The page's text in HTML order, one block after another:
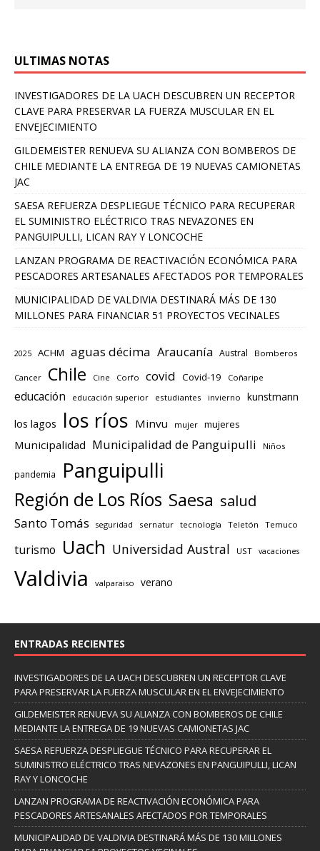
ULTIMAS NOTAS
INVESTIGADORES DE LA UACH DESCUBREN UN RECEPTOR
CLAVE PARA PRESERVAR LA FUERZA MUSCULAR EN EL
ENVEJECIMIENTO
GILDEMEISTER RENUEVA SU ALIANZA CON BOMBEROS DE
CHILE MEDIANTE LA ENTREGA DE 19 NUEVAS CAMIONETAS
JAC
SAESA REFUERZA DESPLIEGUE TÉCNICO PARA RECUPERAR
EL SUMINISTRO ELÉCTRICO TRAS NEVAZONES EN
PANGUIPULLI, LICAN RAY Y LONCOCHE
LANZAN PROGRAMA DE REACTIVACIÓN ECONÓMICA PARA
PESCADORES ARTESANALES AFECTADOS POR TEMPORALES
MUNICIPALIDAD DE VALDIVIA DESTINARÁ MÁS DE 130
MILLONES PARA FINANCIAR 51 PROYECTOS VECINALES
2025 ACHM aguas décima Araucanía Austral Bomberos
Cancer Chile Cine Corfo covid Covid-19 Coñaripe
educación educación superior estudiantes invierno kunstmann
los lagos los ríos Minvu mujer mujeres
Municipalidad Municipalidad de Panguipulli Niños
pandemia Panguipulli
Región de Los Ríos Saesa salud
Santo Tomás seguridad sernatur tecnología Teletón Temuco
turismo Uach Universidad Austral UST vacaciones
Valdivia valparaiso verano
ENTRADAS RECIENTES
INVESTIGADORES DE LA UACH DESCUBREN UN RECEPTOR CLAVE
PARA PRESERVAR LA FUERZA MUSCULAR EN EL ENVEJECIMIENTO
GILDEMEISTER RENUEVA SU ALIANZA CON BOMBEROS DE CHILE
MEDIANTE LA ENTREGA DE 19 NUEVAS CAMIONETAS JAC
SAESA REFUERZA DESPLIEGUE TÉCNICO PARA RECUPERAR EL
SUMINISTRO ELÉCTRICO TRAS NEVAZONES EN PANGUIPULLI, LICAN
RAY Y LONCOCHE
LANZAN PROGRAMA DE REACTIVACIÓN ECONÓMICA PARA
PESCADORES ARTESANALES AFECTADOS POR TEMPORALES
MUNICIPALIDAD DE VALDIVIA DESTINARÁ MÁS DE 130 MILLONES